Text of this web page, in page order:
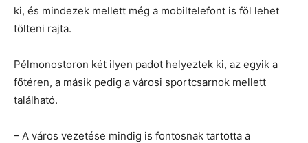
ki, és mindezek mellett még a mobiltelefont is föl lehet
tölteni rajta.
Pélmonostoron két ilyen padot helyeztek ki, az egyik a
főtéren, a másik pedig a városi sportcsarnok mellett
található.
– A város vezetése mindig is fontosnak tartotta a